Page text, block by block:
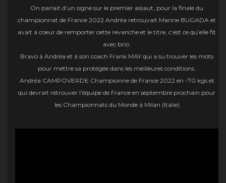
On parlait d’un signe sur le premier assaut, pour la finale du
championnat de France 2022 Andréa retrouvait Marine BUGADA et
avait à coeur de remporter cette revanche et le titre, c’est ce qu’elle fit
avec brio.
Bravo à Andréa et à son coach Frank MAY qui a su trouver les mots
pour mettre sa protégée dans les meilleures conditions.
Andréa CAMPOVERDE Championne de France 2022 en -70 kgs et
qui devrait retrouver l’équipe de France en septembre prochain pour
les Championnats du Monde à Milan (Italie)